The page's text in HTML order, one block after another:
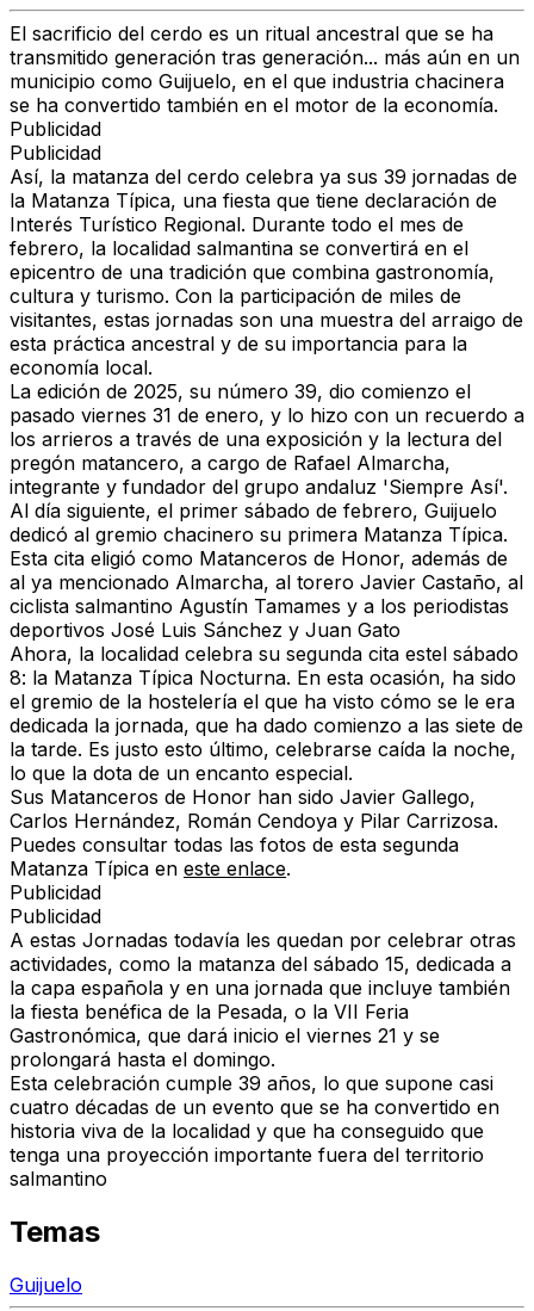
El sacrificio del cerdo es un ritual ancestral que se ha
transmitido generación tras generación... más aún en un
municipio como Guijuelo, en el que industria chacinera
se ha convertido también en el motor de la economía.
Publicidad
Publicidad
Así, la matanza del cerdo celebra ya sus 39 jornadas de
la Matanza Típica, una fiesta que tiene declaración de
Interés Turístico Regional. Durante todo el mes de
febrero, la localidad salmantina se convertirá en el
epicentro de una tradición que combina gastronomía,
cultura y turismo. Con la participación de miles de
visitantes, estas jornadas son una muestra del arraigo de
esta práctica ancestral y de su importancia para la
economía local.
La edición de 2025, su número 39, dio comienzo el
pasado viernes 31 de enero, y lo hizo con un recuerdo a
los arrieros a través de una exposición y la lectura del
pregón matancero, a cargo de Rafael Almarcha,
integrante y fundador del grupo andaluz 'Siempre Así'.
Al día siguiente, el primer sábado de febrero, Guijuelo
dedicó al gremio chacinero su primera Matanza Típica.
Esta cita eligió como Matanceros de Honor, además de
al ya mencionado Almarcha, al torero Javier Castaño, al
ciclista salmantino Agustín Tamames y a los periodistas
deportivos José Luis Sánchez y Juan Gato
Ahora, la localidad celebra su segunda cita estel sábado
8: la Matanza Típica Nocturna. En esta ocasión, ha sido
el gremio de la hostelería el que ha visto cómo se le era
dedicada la jornada, que ha dado comienzo a las siete de
la tarde. Es justo esto último, celebrarse caída la noche,
lo que la dota de un encanto especial.
Sus Matanceros de Honor han sido Javier Gallego,
Carlos Hernández, Román Cendoya y Pilar Carrizosa.
Puedes consultar todas las fotos de esta segunda
Matanza Típica en este enlace.
Publicidad
Publicidad
A estas Jornadas todavía les quedan por celebrar otras
actividades, como la matanza del sábado 15, dedicada a
la capa española y en una jornada que incluye también
la fiesta benéfica de la Pesada, o la VII Feria
Gastronómica, que dará inicio el viernes 21 y se
prolongará hasta el domingo.
Esta celebración cumple 39 años, lo que supone casi
cuatro décadas de un evento que se ha convertido en
historia viva de la localidad y que ha conseguido que
tenga una proyección importante fuera del territorio
salmantino
Temas
Guijuelo